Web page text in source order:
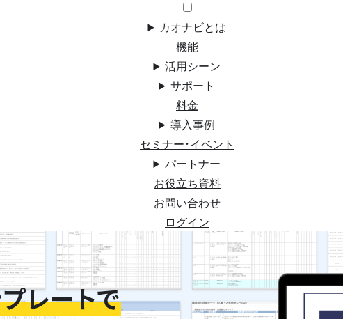
カオナビとは
機能
活用シーン
サポート
料金
導入事例
セミナー・イベント
パートナー
お役立ち資料
お問い合わせ
ログイン
レートで